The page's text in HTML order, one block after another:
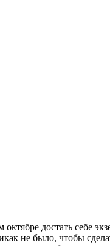
достать себе
не было, чтобы